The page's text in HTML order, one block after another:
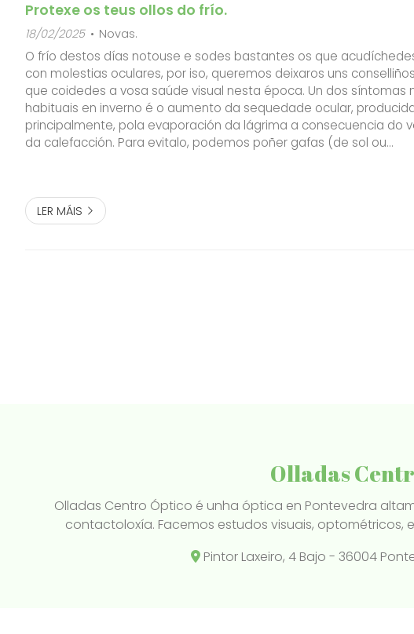
Protexe os teus ollos do frío.
18/02/2025 Novas.
O frío destos días notouse e sodes bastantes os que
con molestias oculares, por iso, queremos deixaros uns
que coidedes a vosa saúde visual nesta época. Un dos síntomas
habituais en inverno é o aumento da sequedade ocular,
principalmente, pola evaporación da lágrima a consecuencia do
da calefacción. Para evitalo, podemos poñer gafas (de sol ou
LER MÁIS
Olladas
Olladas Centro Óptico é unha óptica en Pontevedra
contactoloxía. Facemos estudos visuais,
Pintor Laxeiro, 4 Bajo - 36004